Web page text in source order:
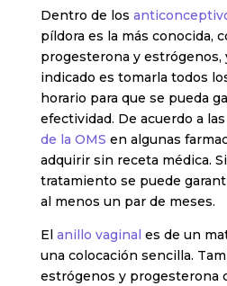
Dentro de los
píldora es la más conocida,
progesterona y estrógenos,
indicado es tomarla todos
horario para que se pueda
efectividad. De acuerdo a las
de la OMS en algunas
adquirir sin receta médica.
tratamiento se puede
al menos un par de meses.
El anillo vaginal es de un
una colocación sencilla.
estrógenos y progesterona